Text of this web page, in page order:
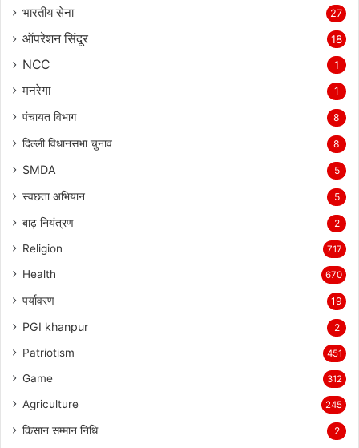
भारतीय सेना 27
ऑपरेशन सिंदूर 18
NCC 1
मनरेगा 1
पंचायत विभाग 8
दिल्ली विधानसभा चुनाव 8
SMDA 5
स्वछता अभियान 5
बाढ़ नियंत्रण 2
Religion 717
Health 670
पर्यावरण 19
PGI khanpur 2
Patriotism 451
Game 312
Agriculture 245
किसान सम्मान निधि 2